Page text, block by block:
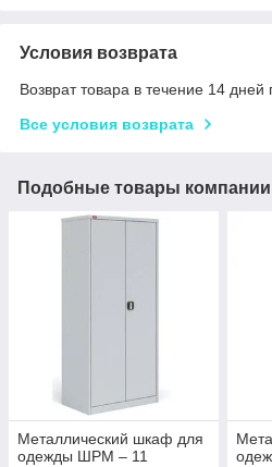
Условия возврата
Возврат товара в течение 14 дней
Все условия возврата
Подобные товары компании
Металлический шкаф для
одежды ШРМ – 11